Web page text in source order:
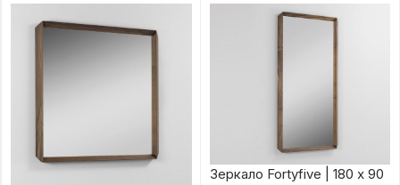
Зеркало Fortyfive | 180 х 90